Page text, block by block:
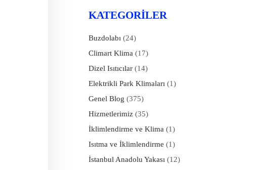
KATEGORILER
Buzdolabı (24)
Climart Klima (17)
Dizel Isıtıcılar (14)
Elektrikli Park Klimaları (1)
Genel Blog (375)
Hizmetlerimiz (35)
İklimlendirme ve Klima (1)
Isıtma ve İklimlendirme (1)
İstanbul Anadolu Yakası (12)